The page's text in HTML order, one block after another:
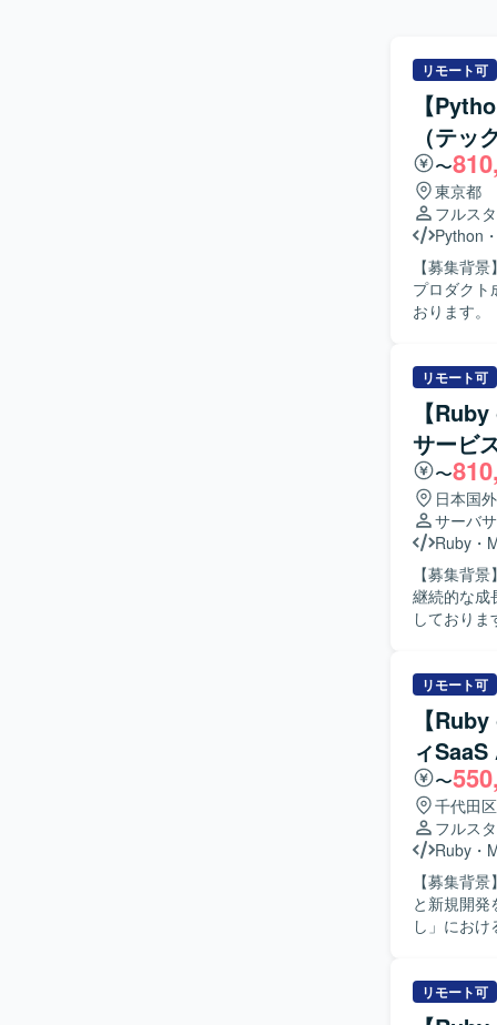
リモート可
【
（テッ
〜
東京都
フルス
Python
【募集背
プロダクト
おります。 【作業内容】 3Dデータ処理およびAIアルゴリズムを活用したプラットフォームにお
るスケー
のMLOps
ーキテク
にも携わっていただきます。 【求め
主体的に関
しい技術
係者との
す。 【ポジションの魅力】 3Dデータ処理とAIアルゴリズムを組み合わせた先進的なプロダクト
において
す。プロ
発プロセスや品
リモート可
【
サービ
〜
日本国外
サーバ
Ruby ・
【募集背
継続的な成
しております。 【作業内容】 福祉事業所の支援サービスを運営し
産性向上
るプロダ
開発に参
ロジェク
担当いただ
いて、自ら
める人物
る方を求
る環境の
がら課題
も、業務
な機能理
ーザー価値
め、要件
リモート可
【
ィ
〜
千代田
フルス
Ruby ・
【募集背
と新規開発を推進するた
し」にお
ていただ
の実装に
リモート可